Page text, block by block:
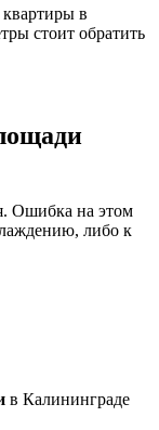
в
стоит обратить
Ошибка на этом
либо к
в Калининграде